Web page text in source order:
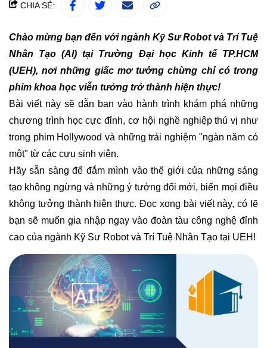
CHIA SẺ:
Chào mừng bạn đến với ngành Kỹ Sư Robot và Trí Tuệ
Nhân Tạo (AI) tại Trường Đại học Kinh tế TP.HCM
(UEH), nơi những giấc mơ tưởng chừng chỉ có trong
phim khoa học viễn tưởng trở thành hiện thực!
Bài viết này sẽ dẫn bạn vào hành trình khám phá những
chương trình học cực đỉnh, cơ hội nghề nghiệp thú vị như
trong phim Hollywood và những trải nghiệm "ngàn năm có
một" từ các cựu sinh viên.
Hãy sẵn sàng để đắm mình vào thế giới của những sáng
tạo không ngừng và những ý tưởng đổi mới, biến mọi điều
không tưởng thành hiện thực. Đọc xong bài viết này, có lẽ
bạn sẽ muốn gia nhập ngay vào đoàn tàu công nghệ đỉnh
cao của ngành Kỹ Sư Robot và Trí Tuệ Nhân Tạo tại UEH!